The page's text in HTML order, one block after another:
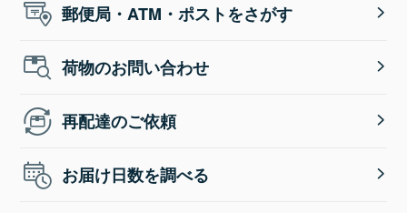
郵便局・ATM・ポストをさがす
荷物のお問い合わせ
再配達のご依頼
お届け日数を調べる